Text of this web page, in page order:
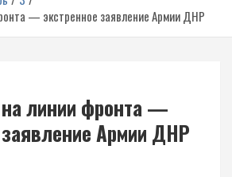
— экстренное заявление Армии ДНР
на линии фронта —
Армии ДНР